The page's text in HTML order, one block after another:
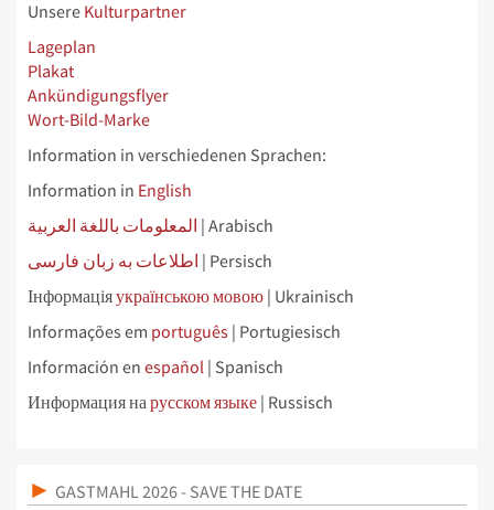
Unsere Kulturpartner
Lageplan
Plakat
Ankündigungsflyer
Wort-Bild-Marke
Information in verschiedenen Sprachen:
Information in English
المعلومات باللغة العربية | Arabisch
اطلاعات به زبان فارسی | Persisch
Інформаціяукраїнською мовою | Ukrainisch
Informações em português | Portugiesisch
Información en español | Spanisch
Информация нарусском языке | Russisch
GASTMAHL 2026 - SAVE THE DATE